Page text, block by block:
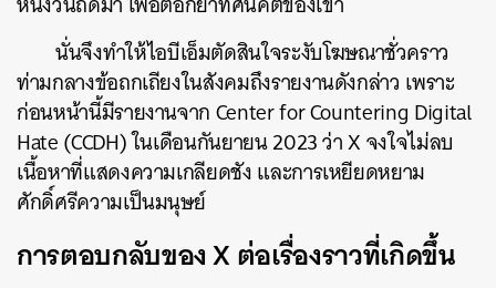
นั่นจึงทำให้ไอบีเอ็มตัดสินใจระงับโฆษณาชั่วคราว
ท่ามกลางข้อถกเถียงในสังคมถึงรายงานดังกล่าว เพราะ
ก่อนหน้านี้มีรายงานจาก Center for Countering Digital
Hate (CCDH) ในเดือนกันยายน 2023 ว่า X จงใจไม่ลบ
เนื้อหาที่แสดงความเกลียดชัง และการเหยียดหยาม
ศักดิ์ศรีความเป็นมนุษย์
การตอบกลับของ X ต่อเรื่องราวที่เกิดขึ้น